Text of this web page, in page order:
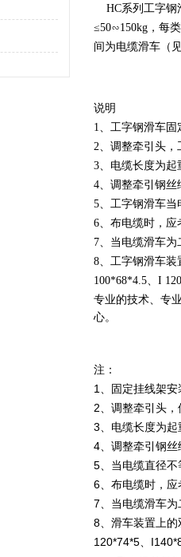
HC系列工字钢
≤50∽150kg，每
间为电缆滑车（
说明
1、工字钢滑车
2、调整牵引头
3、电缆长度为起
4、调整牵引钢
5、工字钢滑车
6、布电缆时，应
7、当电缆滑车
8、工字钢滑车
100*68*4.5、I
专业的技术、专
心。
注：
1、固定挂线架
2、调整牵引头
3、电缆长度为
4、调整牵引钢
5、当电缆直径
6、布电缆时，
7、当电缆滑车
8、滑车装置上
120*74*5、